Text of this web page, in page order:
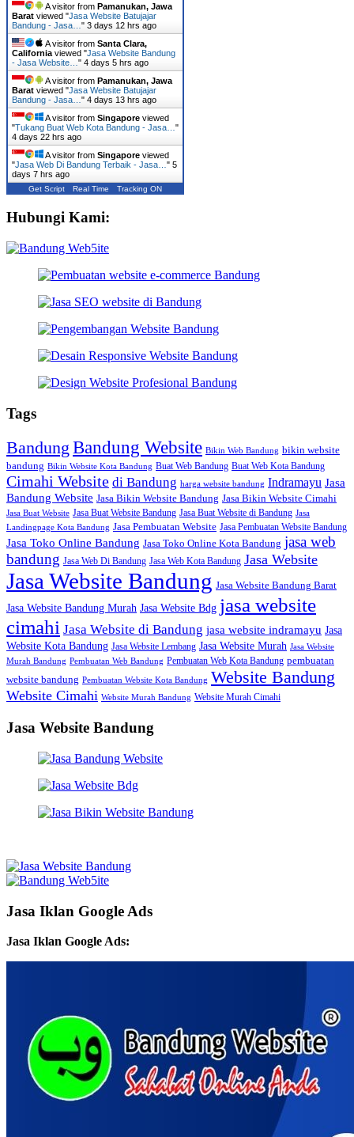
A visitor from Pamanukan, Jawa
Barat viewed "Jasa Website Batujajar
Bandung - Jasa… " 3 days 12 hrs ago
A visitor from Santa Clara,
California viewed "Jasa Website Bandung
- Jasa Website… " 4 days 5 hrs ago
A visitor from Pamanukan, Jawa
Barat viewed "Jasa Website Batujajar
Bandung - Jasa… " 4 days 13 hrs ago
A visitor from Singapore viewed
"Tukang Buat Web Kota Bandung - Jasa… "
4 days 22 hrs ago
A visitor from Singapore viewed
"Jasa Web Di Bandung Terbaik - Jasa… " 5
days 7 hrs ago
Get Script Real Time Tracking ON
Hubungi Kami:
Tags
Bandung Bandung Website Bikin Web Bandung bikin website
bandung Bikin Website Kota Bandung Buat Web Bandung Buat Web Kota Bandung
Cimahi Website di Bandung harga website bandung Indramayu Jasa
Bandung Website Jasa Bikin Website Bandung Jasa Bikin Website Cimahi
Jasa Buat Website Jasa Buat Website Bandung Jasa Buat Website di Bandung Jasa
Landingpage Kota Bandung Jasa Pembuatan Website Jasa Pembuatan Website Bandung
Jasa Toko Online Bandung Jasa Toko Online Kota Bandung jasa web
bandung Jasa Web Di Bandung Jasa Web Kota Bandung Jasa Website
Jasa Website Bandung Jasa Website Bandung Barat
Jasa Website Bandung Murah Jasa Website Bdg jasa website
cimahi Jasa Website di Bandung jasa website indramayu Jasa
Website Kota Bandung Jasa Website Lembang Jasa Website Murah Jasa Website
Murah Bandung Pembuatan Web Bandung Pembuatan Web Kota Bandung pembuatan
website bandung Pembuatan Website Kota Bandung Website Bandung
Website Cimahi Website Murah Bandung Website Murah Cimahi
Jasa Website Bandung
Jasa Iklan Google Ads
Jasa Iklan Google Ads: